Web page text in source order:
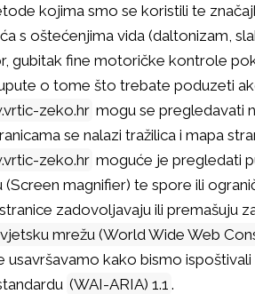
kojima smo se koristili te
s oštećenjima vida (daltonizam,
gubitak fine motoričke kontrole
o tome što trebate poduzeti
zeko.hr mogu se pregledavati
se nalazi tražilica i mapa
zeko.hr moguće je pregledati
(Screen magnifier) te spore ili
zadovoljavaju ili premašuju
mrežu (World Wide Web
usavršavamo kako bismo ispoštivali
(WAI-ARIA) 1.1 .